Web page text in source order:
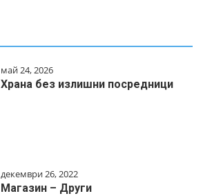
май 24, 2026
Храна без излишни посредници
декември 26, 2022
Магазин – Други